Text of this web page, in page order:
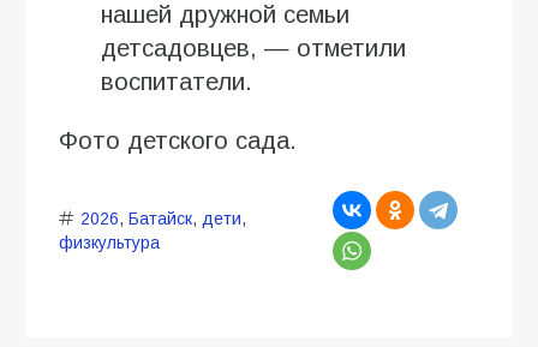
нашей дружной семьи
детсадовцев, — отметили
воспитатели.
Фото детского сада.
2026, Батайск, дети,
физкультура